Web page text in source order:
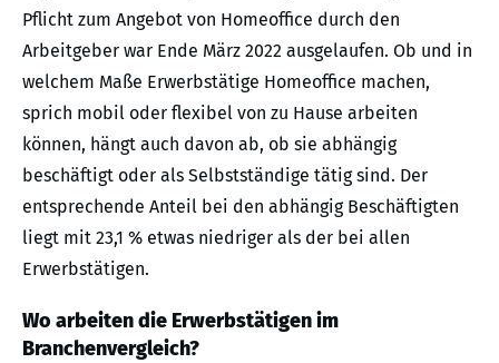
Pflicht zum Angebot von Homeoffice durch den
Arbeitgeber war Ende März 2022 ausgelaufen. Ob und in
welchem Maße Erwerbstätige Homeoffice machen,
sprich mobil oder flexibel von zu Hause arbeiten
können, hängt auch davon ab, ob sie abhängig
beschäftigt oder als Selbstständige tätig sind. Der
entsprechende Anteil bei den abhängig Beschäftigten
liegt mit 23,1 % etwas niedriger als der bei allen
Erwerbstätigen.
Wo arbeiten die Erwerbstätigen im
Branchenvergleich?